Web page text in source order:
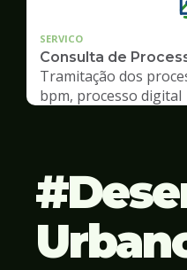
SERVICO
Consulta de
Tramitação dos
bpm, processo digital